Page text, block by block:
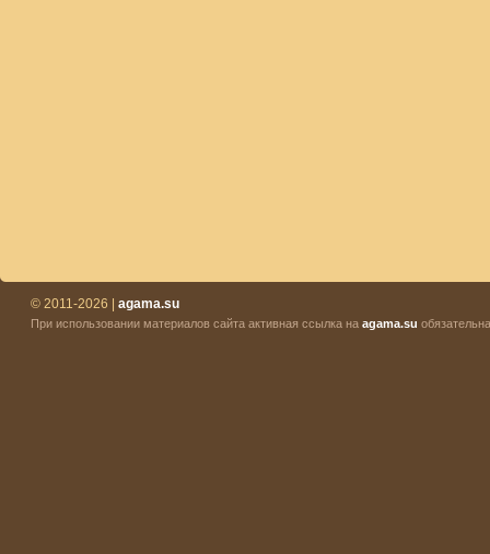
© 2011-2026 | agama.su
При использовании материалов сайта активная ссылка на agama.su